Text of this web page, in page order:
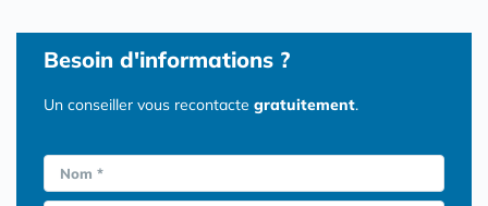
Besoin d'informations ?
Un conseiller vous recontacte gratuitement.
Nom *